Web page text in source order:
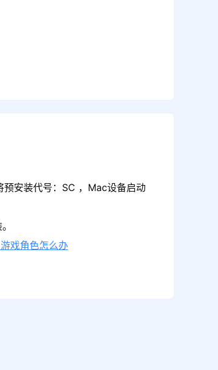
安装代号：SC ，Mac设备启动
戏角色怎么办